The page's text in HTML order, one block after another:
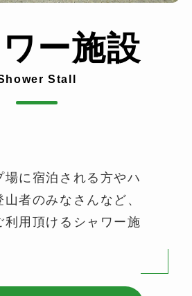
ー施設
Stall
場に宿泊される方やハ
者のみなさんなど、
利用頂けるシャワー施